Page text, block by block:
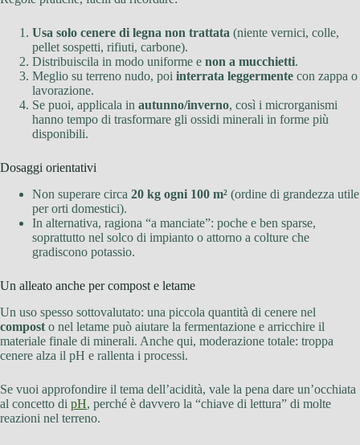
Usa solo cenere di legna non trattata (niente vernici, colle,
pellet sospetti, rifiuti, carbone).
Distribuiscila in modo uniforme e non a mucchietti.
Meglio su terreno nudo, poi interrata leggermente con zappa o
lavorazione.
Se puoi, applicala in autunno/inverno, così i microrganismi
hanno tempo di trasformare gli ossidi minerali in forme più
disponibili.
Dosaggi orientativi
Non superare circa 20 kg ogni 100 m² (ordine di grandezza utile
per orti domestici).
In alternativa, ragiona “a manciate”: poche e ben sparse,
soprattutto nel solco di impianto o attorno a colture che
gradiscono potassio.
Un alleato anche per compost e letame
Un uso spesso sottovalutato: una piccola quantità di cenere nel
compost o nel letame può aiutare la fermentazione e arricchire il
materiale finale di minerali. Anche qui, moderazione totale: troppa
cenere alza il pH e rallenta i processi.
Se vuoi approfondire il tema dell’acidità, vale la pena dare un’occhiata
al concetto di pH, perché è davvero la “chiave di lettura” di molte
reazioni nel terreno.